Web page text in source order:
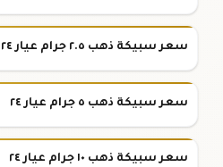
سعر سبيكة ذهب ٢.٥ جرام عيار ٢٤
سعر سبيكة ذهب ٥ جرام عيار ٢٤
سعر سبيكة ذهب ١٠ جرام عيار ٢٤